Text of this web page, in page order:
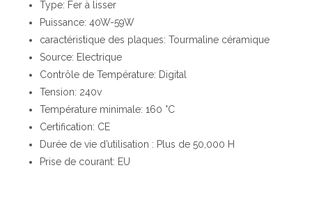
Type: Fer à lisser
Puissance: 40W-59W
caractéristique des plaques: Tourmaline céramique
Source: Electrique
Contrôle de Température: Digital
Tension: 240v
Température minimale: 160 °C
Certification: CE
Durée de vie d’utilisation : Plus de 50,000 H
Prise de courant: EU